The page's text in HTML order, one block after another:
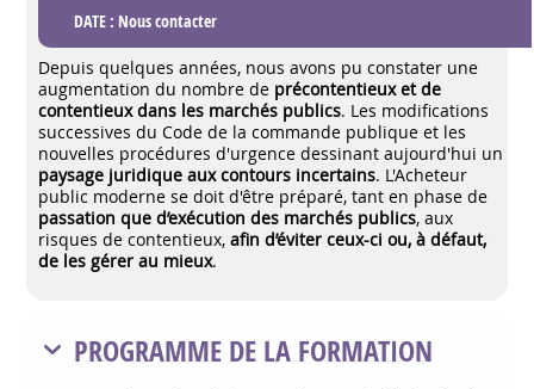
DATE : Nous contacter
Depuis quelques années, nous avons pu constater une
augmentation du nombre de précontentieux et de
contentieux dans les marchés publics. Les modifications
successives du Code de la commande publique et les
nouvelles procédures d'urgence dessinant aujourd'hui un
paysage juridique aux contours incertains. L'Acheteur
public moderne se doit d'être préparé, tant en phase de
passation que d’exécution des marchés publics, aux
risques de contentieux,afin d’éviter ceux-ci ou, à défaut,
de les gérer au mieux.
PROGRAMME DE LA FORMATION